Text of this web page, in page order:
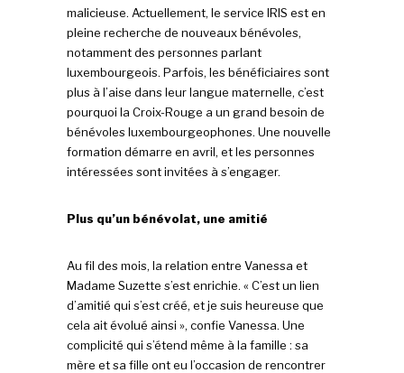
malicieuse. Actuellement, le service IRIS est en
pleine recherche de nouveaux bénévoles,
notamment des personnes parlant
luxembourgeois. Parfois, les bénéficiaires sont
plus à l’aise dans leur langue maternelle, c’est
pourquoi la Croix-Rouge a un grand besoin de
bénévoles luxembourgeophones. Une nouvelle
formation démarre en avril, et les personnes
intéressées sont invitées à s’engager.
Plus qu’un bénévolat, une amitié
Au fil des mois, la relation entre Vanessa et
Madame Suzette s’est enrichie. « C’est un lien
d’amitié qui s’est créé, et je suis heureuse que
cela ait évolué ainsi », confie Vanessa. Une
complicité qui s’étend même à la famille : sa
mère et sa fille ont eu l’occasion de rencontrer